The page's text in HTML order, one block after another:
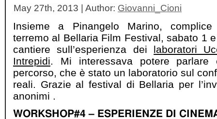
May 27th, 2013 | Author: Giovanni_Cioni
Insieme a Pinangelo Marino,
terremo al Bellaria Film Festival, sabato 1
cantiere sull’esperienza dei laboratori
Intrepidi . Mi interessava potere
percorso, che è stato un laboratorio sul
reali. Grazie al festival di Bellaria per
anonimi .
WORKSHOP#4 – ESPERIENZE DI